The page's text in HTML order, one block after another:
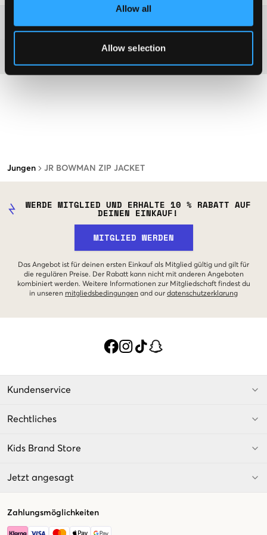
Allow all
Allow selection
Jungen JR BOWMAN ZIP JACKET
Washing advice
WERDE MITGLIED UND ERHALTE 10 % RABATT AUF
DEINEN EINKAUF!
MITGLIED WERDEN
Das Angebot ist für deinen ersten Einkauf als Mitglied gültig und gilt für
die regulären Preise. Der Rabatt kann nicht mit anderen Angeboten
kombiniert werden. Weitere Informationen zur Mitgliedschaft findest du
in unseren mitgliedsbedingungen and our datenschutzerklarung
Kundenservice
Rechtliches
Kids Brand Store
Jetzt angesagt
Zahlungsmöglichkeiten